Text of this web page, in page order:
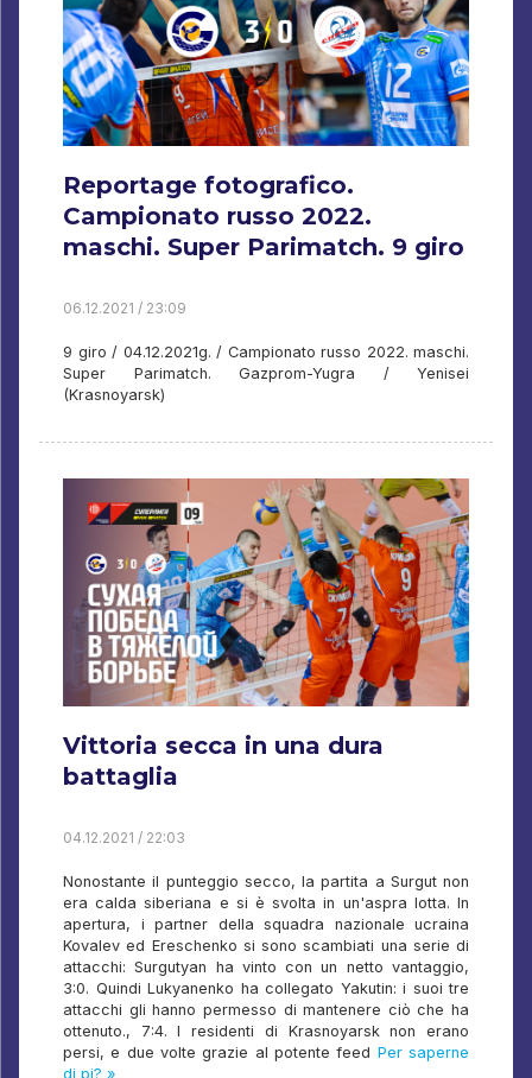
Reportage fotografico.
Campionato russo 2022.
maschi. Super Parimatch. 9 giro
06.12.2021 / 23:09
9 giro / 04.12.2021g. / Campionato russo 2022. maschi.
Super Parimatch. Gazprom-Yugra / Yenisei
(Krasnoyarsk)
Vittoria secca in una dura
battaglia
04.12.2021 / 22:03
Nonostante il punteggio secco, la partita a Surgut non
era calda siberiana e si è svolta in un'aspra lotta. In
apertura, i partner della squadra nazionale ucraina
Kovalev ed Ereschenko si sono scambiati una serie di
attacchi: Surgutyan ha vinto con un netto vantaggio,
3:0. Quindi Lukyanenko ha collegato Yakutin: i suoi tre
attacchi gli hanno permesso di mantenere ciò che ha
ottenuto., 7:4. I residenti di Krasnoyarsk non erano
persi, e due volte grazie al potente feed Per saperne
di pi? »